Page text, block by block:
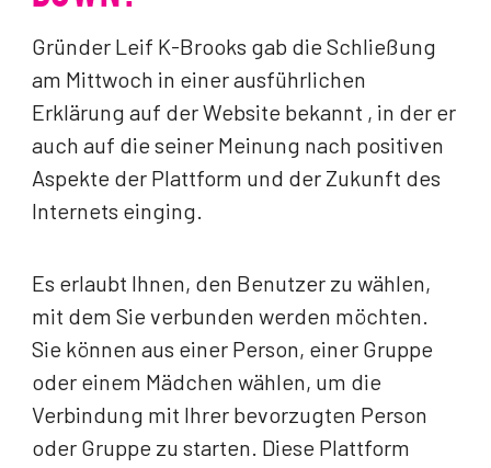
Gründer Leif K-Brooks gab die Schließung
am Mittwoch in einer ausführlichen
Erklärung auf der Website bekannt , in der er
auch auf die seiner Meinung nach positiven
Aspekte der Plattform und der Zukunft des
Internets einging.
Es erlaubt Ihnen, den Benutzer zu wählen,
mit dem Sie verbunden werden möchten.
Sie können aus einer Person, einer Gruppe
oder einem Mädchen wählen, um die
Verbindung mit Ihrer bevorzugten Person
oder Gruppe zu starten. Diese Plattform